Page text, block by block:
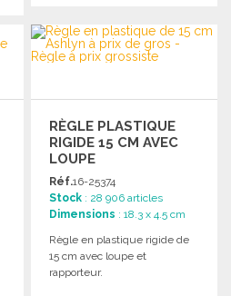
Demander un devis
RÈGLE PLASTIQUE
RIGIDE 15 CM AVEC
LOUPE
Réf.16-25374
Stock : 28 906 articles
Dimensions : 18.3 x 4.5 cm
Règle en plastique rigide de
15 cm avec loupe et
rapporteur.